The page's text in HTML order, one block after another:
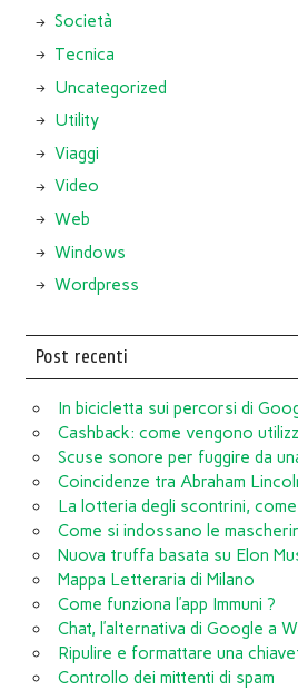
Società
Tecnica
Uncategorized
Utility
Viaggi
Video
Web
Windows
Wordpress
Post recenti
In bicicletta sui percorsi di
Cashback: come vengono
Scuse sonore per fuggire da
Coincidenze tra Abraham
La lotteria degli scontrini,
Come si indossano le
Nuova truffa basata su Elon
Mappa Letteraria di Milano
Come funziona l’app Immuni ?
Chat, l’alternativa di Google a
Ripulire e formattare una
Controllo dei mittenti di spam